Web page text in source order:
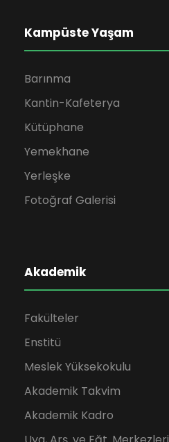
Kampüste Yaşam
Barınma
Kantin-Kafeterya
Kütüphane
Yemekhane
Yerleşke
Fotoğraf Galerisi
Akademik
Fakülteler
Enstitü
Meslek Yüksekokulu
Akademik Takvim
Akademik Kadro